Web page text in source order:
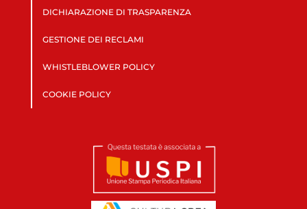
DICHIARAZIONE DI TRASPARENZA
GESTIONE DEI RECLAMI
WHISTLEBLOWER POLICY
COOKIE POLICY